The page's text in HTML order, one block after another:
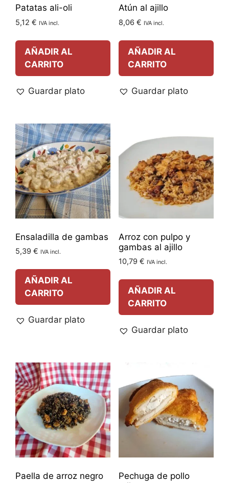
Patatas ali-oli
5,12 € IVA incl.
AÑADIR AL
CARRITO
Guardar plato
Atún al ajillo
8,06 € IVA incl.
AÑADIR AL
CARRITO
Guardar plato
Ensaladilla de gambas
5,39 € IVA incl.
AÑADIR AL
CARRITO
Guardar plato
Arroz con pulpo y
gambas al ajillo
10,79 € IVA incl.
AÑADIR AL
CARRITO
Guardar plato
Paella de arroz negro
Pechuga de pollo